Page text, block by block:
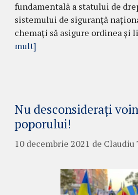
fundamentală a statului de
sistemului de siguranță
chemați să asigure ordinea și
mult]
Nu desconsiderați
poporului!
10 decembrie 2021 de Claudiu